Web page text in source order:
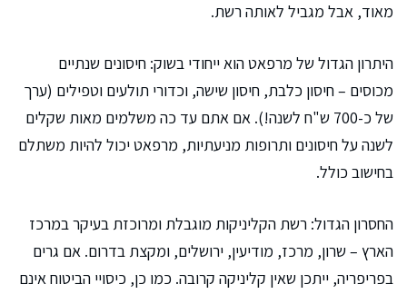
מאוד, אבל מגביל לאותה רשת.
היתרון הגדול של מרפאט הוא ייחודי בשוק: חיסונים שנתיים
מכוסים – חיסון כלבת, חיסון שישה, וכדורי תולעים וטפילים (ערך
של כ-700 ש"ח לשנה!). אם אתם עד כה משלמים מאות שקלים
לשנה על חיסונים ותרופות מניעתיות, מרפאט יכול להיות משתלם
בחישוב כולל.
החסרון הגדול: רשת הקליניקות מוגבלת ומרוכזת בעיקר במרכז
הארץ – שרון, מרכז, מודיעין, ירושלים, ומקצת בדרום. אם גרים
בפריפריה, ייתכן שאין קליניקה קרובה. כמו כן, כיסויי הביטוח אינם